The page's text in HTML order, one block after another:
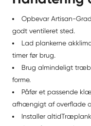
Opbevar Artisan-
godt ventileret sted.
Lad plankerne
timer før brug.
Brug almindeligt
forme.
Påfør et passende
afhængigt af overflade
Installer altid